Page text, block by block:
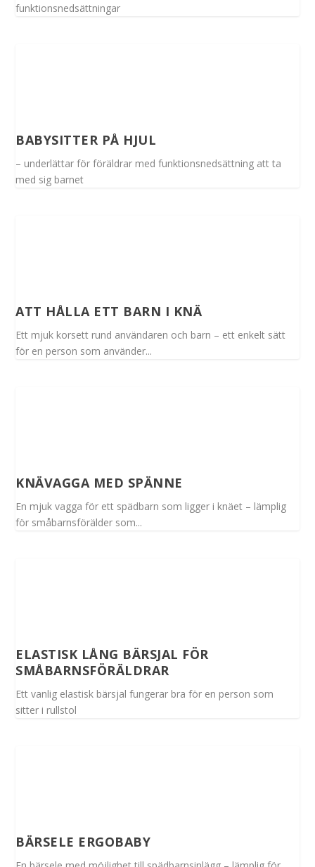
funktionsnedsättningar
BABYSITTER PÅ HJUL
– underlättar för föräldrar med funktionsnedsättning att ta
med sig barnet
ATT HÅLLA ETT BARN I KNÄ
Ett mjuk korsett rund användaren och barn – ett enkelt sätt
för en person som använder...
KNÄVAGGA MED SPÄNNE
En mjuk vagga för ett spädbarn som ligger i knäet – lämplig
för småbarnsförälder som...
ELASTISK LÅNG BÄRSJAL FÖR
SMÅBARNSFÖRÄLDRAR
Ett vanlig elastisk bärsjal fungerar bra för en person som
sitter i rullstol
BÄRSELE ERGOBABY